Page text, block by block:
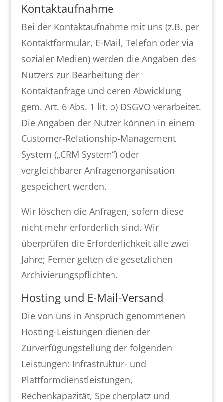
Kontaktaufnahme
Bei der Kontaktaufnahme mit uns (z.B. per
Kontaktformular, E-Mail, Telefon oder via
sozialer Medien) werden die Angaben des
Nutzers zur Bearbeitung der
Kontaktanfrage und deren Abwicklung
gem. Art. 6 Abs. 1 lit. b) DSGVO verarbeitet.
Die Angaben der Nutzer können in einem
Customer-Relationship-Management
System („CRM System“) oder
vergleichbarer Anfragenorganisation
gespeichert werden.
Wir löschen die Anfragen, sofern diese
nicht mehr erforderlich sind. Wir
überprüfen die Erforderlichkeit alle zwei
Jahre; Ferner gelten die gesetzlichen
Archivierungspflichten.
Hosting und E-Mail-Versand
Die von uns in Anspruch genommenen
Hosting-Leistungen dienen der
Zurverfügungstellung der folgenden
Leistungen: Infrastruktur- und
Plattformdienstleistungen,
Rechenkapazität, Speicherplatz und